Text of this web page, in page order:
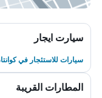
سيارت ايجار
سيارات للاستئجار في
المطارات القريبة